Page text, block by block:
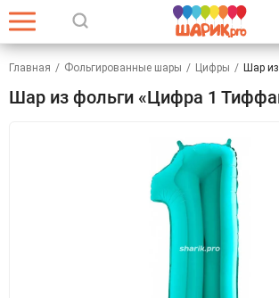
Главная / Фольгированные шары / Цифры / Шар
Шар из фольги «Цифра 1